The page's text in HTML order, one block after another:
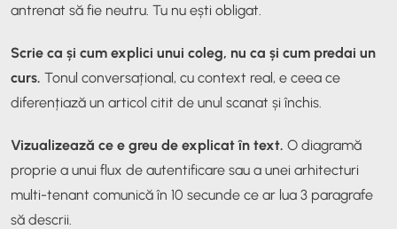
antrenat să fie neutru. Tu nu ești obligat.
Scrie ca și cum explici unui coleg, nu ca și cum predai un
curs. Tonul conversațional, cu context real, e ceea ce
diferențiază un articol citit de unul scanat și închis.
Vizualizează ce e greu de explicat în text. O diagramă
proprie a unui flux de autentificare sau a unei arhitecturi
multi-tenant comunică în 10 secunde ce ar lua 3 paragrafe
să descrii.